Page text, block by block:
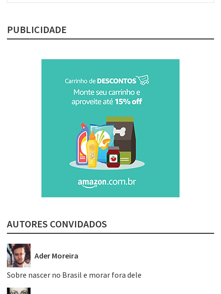
PUBLICIDADE
AUTORES CONVIDADOS
Ader Moreira
Sobre nascer no Brasil e morar fora dele